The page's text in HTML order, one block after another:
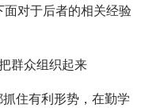
对于后者的相关经验
群众组织起来
住有利形势，在勤学